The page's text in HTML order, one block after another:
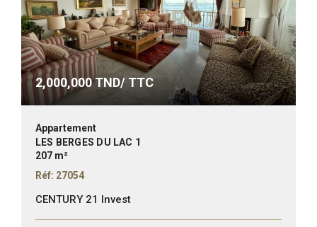
2,000,000TND/ TTC
Appartement
LES BERGES DU LAC 1
207 m²
Réf: 27054
CENTURY 21 Invest